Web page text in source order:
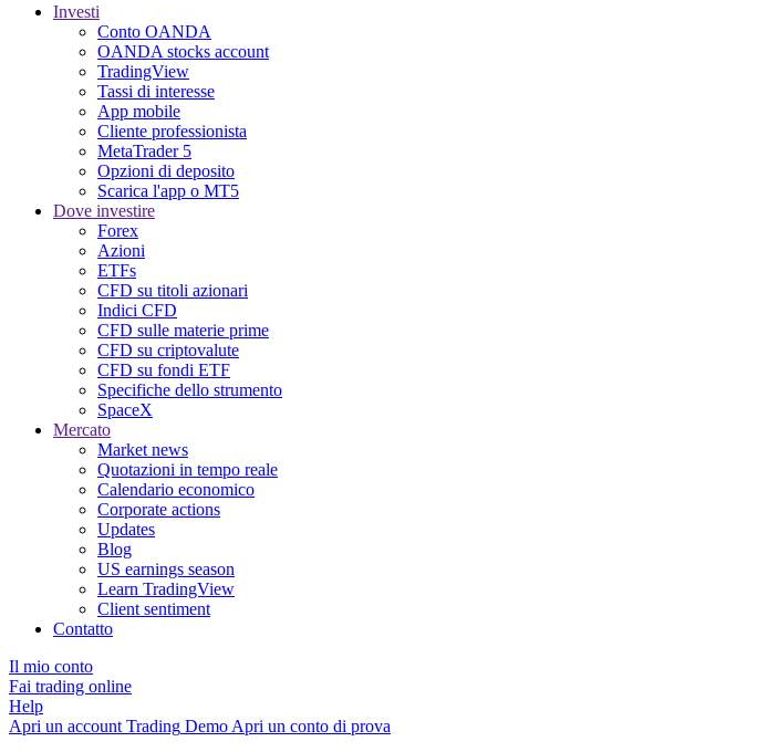
Investi
Conto OANDA
OANDA stocks account
TradingView
Tassi di interesse
App mobile
Cliente professionista
MetaTrader 5
Opzioni di deposito
Scarica l'app o MT5
Dove investire
Forex
Azioni
ETFs
CFD su titoli azionari
Indici CFD
CFD sulle materie prime
CFD su criptovalute
CFD su fondi ETF
Specifiche dello strumento
SpaceX
Mercato
Market news
Quotazioni in tempo reale
Calendario economico
Corporate actions
Updates
Blog
US earnings season
Learn TradingView
Client sentiment
Contatto
Il mio conto
Fai trading online
Help
Apri un account Trading Demo Apri un conto di prova